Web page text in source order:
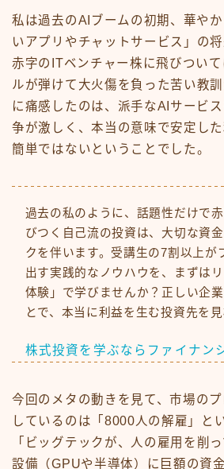
私は過去のAIブームの初期、華や
いアプリやチャットサービス」の将
赤字のITベンチャー株に飛びつい
ルが弾けて大火傷を負った苦い教
に痛感したのは、派手なAIサービ
争が激しく、本当の意味で安定し
簡単ではないということでした。
過去の私のように、話題性だけで
びつく自己流の投資は、大切な資
クを伴います。受講生の7割以上が
出す実践的なノウハウを、まずは
体験」で学びませんか？正しい企
とで、本当に利益を生む投資先を見
株式投資を学ぶならファイナン
今回のメタの動きを見て、市場の
しているのは「8000人の解雇」と
「ビッグテックが、人の雇用を削
設備（GPUや半導体）に巨額の資